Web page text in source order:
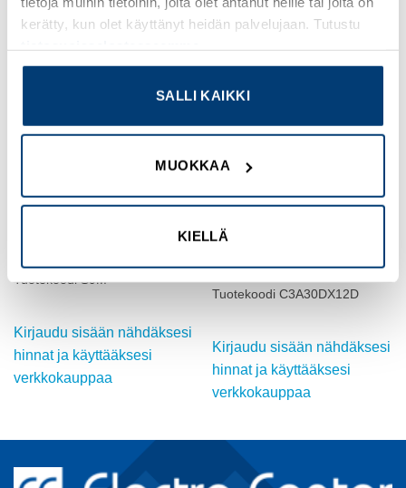
kerätty, kun olet käyttänyt heidän palvelujaan. Tutustu
SALLI KAIKKI
MUOKKAA
KIELLÄ
TUTUSTU MYÖS
Add to
Tuotekoodi S9M
Kirjaudu sisään nähdäksesi
hinnat ja käyttääksesi
verkkokauppaa
RELECO
Tuotekoodi C3A30DX12D
Kirjaudu sisään nähdäksesi
hinnat ja käyttääksesi
verkkokauppaa